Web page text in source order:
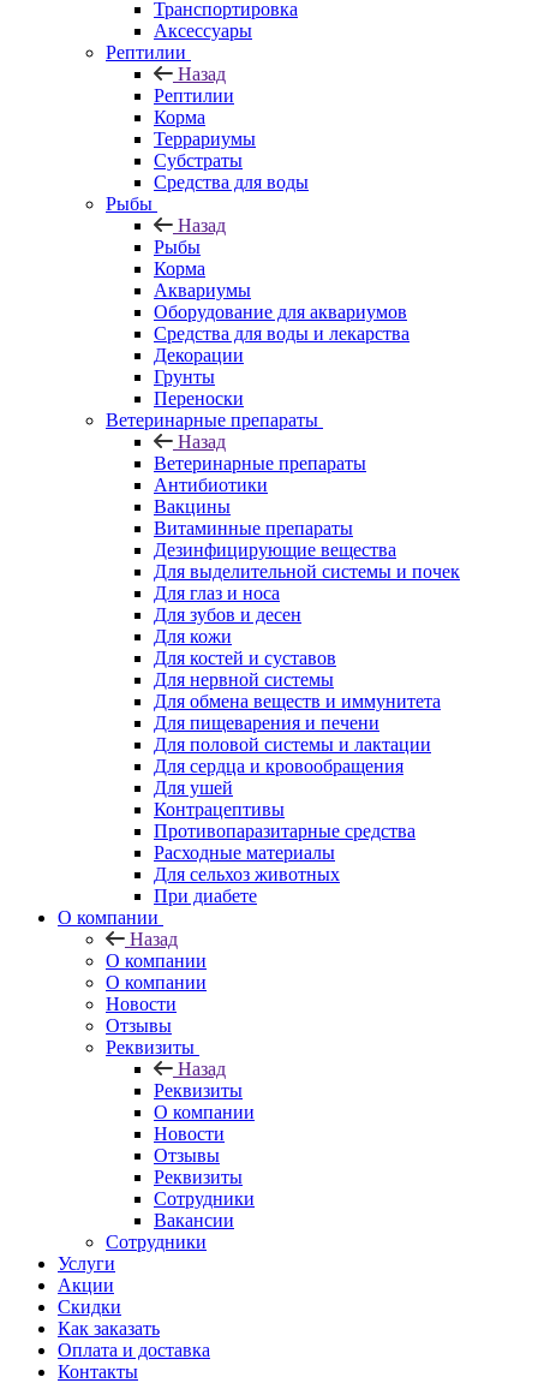
Транспортировка
Аксессуары
Рептилии
Назад
Рептилии
Корма
Террариумы
Субстраты
Средства для воды
Рыбы
Назад
Рыбы
Корма
Аквариумы
Оборудование для аквариумов
Средства для воды и лекарства
Декорации
Грунты
Переноски
Ветеринарные препараты
Назад
Ветеринарные препараты
Антибиотики
Вакцины
Витаминные препараты
Дезинфицирующие вещества
Для выделительной системы и почек
Для глаз и носа
Для зубов и десен
Для кожи
Для костей и суставов
Для нервной системы
Для обмена веществ и иммунитета
Для пищеварения и печени
Для половой системы и лактации
Для сердца и кровообращения
Для ушей
Контрацептивы
Противопаразитарные средства
Расходные материалы
Для сельхоз животных
При диабете
О компании
Назад
О компании
О компании
Новости
Отзывы
Реквизиты
Назад
Реквизиты
О компании
Новости
Отзывы
Реквизиты
Сотрудники
Вакансии
Сотрудники
Услуги
Акции
Скидки
Как заказать
Оплата и доставка
Контакты